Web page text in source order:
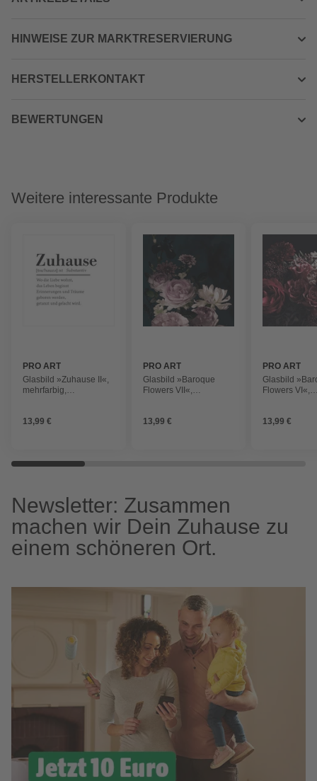
HINWEISE ZUR MARKTRESERVIERUNG
HERSTELLERKONTAKT
BEWERTUNGEN
Weitere interessante Produkte
PRO ART
Glasbild »Zuhause II«,
mehrfarbig,
13,99 €
PRO ART
Glasbild »Baroque
Flowers VII«,
13,99 €
PRO ART
Glasbild
Flowers VI«,
13,99 €
Newsletter: Zusammen
machen wir Dein Zuhause zu
einem schöneren Ort.